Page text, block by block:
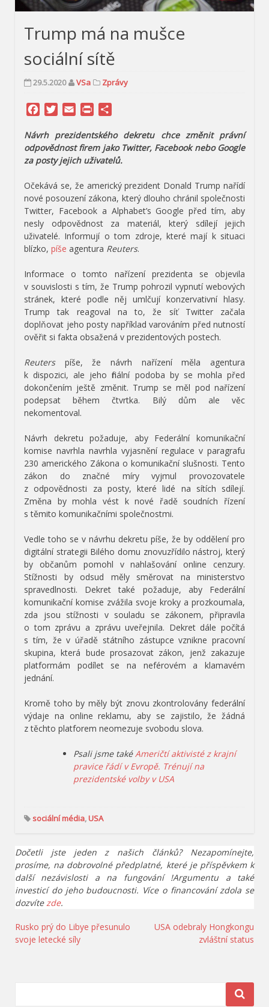
Trump má na mušce
sociální sítě
29.5.2020 VSa Zprávy
Facebook
Twitter
Email Print
Návrh prezidentského dekretu chce změnit právní
odpovědnost firem jako Twitter, Facebook nebo Google
za posty jejich uživatelů.
Očekává se, že americký prezident Donald Trump nařídí
nové posouzení zákona, který dlouho chránil společnosti
Twitter, Facebook a Alphabet’s Google před tím, aby
nesly odpovědnost za materiál, který sdílejí jejich
uživatelé. Informují o tom zdroje, které mají k situaci
blízko, píše agentura Reuters.
Informace o tomto nařízení prezidenta se objevila
v souvislosti s tím, že Trump pohrozil vypnutí webových
stránek, které podle něj umlčují konzervativní hlasy.
Trump tak reagoval na to, že síť Twitter začala
doplňovat jeho posty například varováním před nutností
ověřit si fakta obsažená v prezidentových postech.
Reuterspíše, že návrh nařízení měla agentura
k dispozici, ale jeho finální podoba by se mohla před
dokončením ještě změnit. Trump se měl pod nařízení
podepsat během čtvrtka. Bilý dům ale věc
nekomentoval.
Návrh dekretu požaduje, aby Federální komunikační
komise navrhla navrhla vyjasnění regulace v paragrafu
230 amerického Zákona o komunikační slušnosti. Tento
zákon do značné míry vyjmul provozovatele
z odpovědnosti za posty, které lidé na sítích sdílejí.
Změna by mohla vést k nové řadě soudních řízení
s těmito komunikačními společnostmi.
Vedle toho se v návrhu dekretu píše, že by oddělení pro
digitální strategii Bilého domu znovuzřídilo nástroj, který
by občanům pomohl v nahlašování online cenzury.
Stížnosti by odsud měly směrovat na ministerstvo
spravedlnosti. Dekret také požaduje, aby Federální
komunikační komise zvážila svoje kroky a prozkoumala,
zda jsou stížnosti v souladu se zákonem, připravila
o tom zprávu a zprávu uveřejnila. Dekret dále počítá
s tím, že v úřadě státního zástupce vznikne pracovní
skupina, která bude prosazovat zákon, jenž zakazuje
platformám podílet se na neférovém a klamavém
jednání.
Kromě toho by měly být znovu zkontrolovány federální
výdaje na online reklamu, aby se zajistilo, že žádná
z těchto platforem neomezuje svobodu slova.
Psali jsme takéAmeričtí aktivisté z krajní
pravice řádí v Evropě. Trénují na
prezidentské volby v USA
sociální média,USA
Dočetli jste jeden z našich článků? Nezapomínejte,
prosíme, na dobrovolné předplatné, které je příspěvkem k
další nezávislosti a na fungování !Argumentu a také
investicí do jeho budoucnosti. Více o financování zdola se
dozvítezde.
Navigace
pro
Rusko prý do Libye přesunulo
svoje letecké síly
USA odebraly Hongkongu
zvláštní status